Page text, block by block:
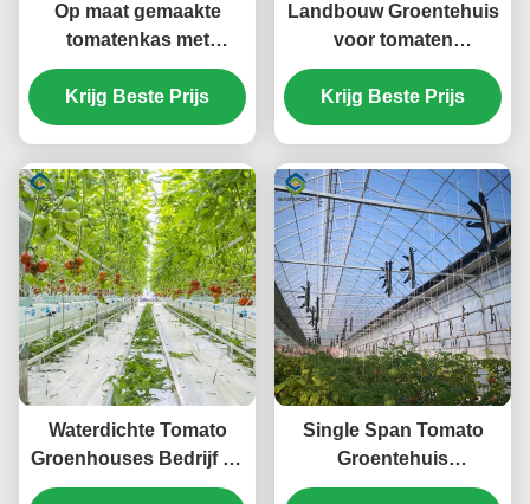
Op maat gemaakte
tomatenkas met
druppelirrigatie en LED-
kweeklampen
Krijg Beste Prijs
Landbouw Groentehuis
voor tomaten
Sleutelproject
Aanpasbare grootte
Krijg Beste Prijs
Waterdichte Tomato
Groenhouses Bedrijf Te
koop Met Hydroponic
Single Span Tomato
Groentehuis
Hydroponics Groente